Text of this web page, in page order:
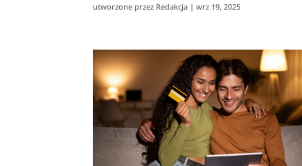
utworzone przez Redakcja |wrz 19, 2025